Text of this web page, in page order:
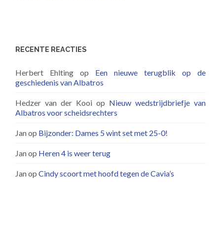
RECENTE REACTIES
Herbert Ehlting op Een nieuwe terugblik op de
geschiedenis van Albatros
Hedzer van der Kooi op Nieuw wedstrijdbriefje van
Albatros voor scheidsrechters
Janop Bijzonder: Dames 5 wint set met 25-0!
Janop Heren 4 is weer terug
JanopCindy scoort met hoofd tegen de Cavia’s